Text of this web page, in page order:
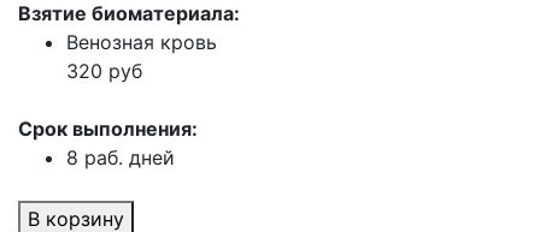
Взятие биоматериала:
Венозная кровь
320 руб
Срок выполнения:
8 раб. дней
В корзину